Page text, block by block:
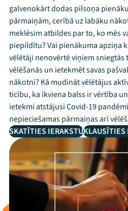
galvenokārt dodas pilsoņa
pārmaiņām, cerībā uz labāku
meklēsim atbildes par to, ko mēs
piepildītu? Vai pienākuma apziņa
vēlētāji nenovērtē viņiem
vēlēšanās un ietekmēt savas
nākotni? Kā mudināt vēlētājus
ticību, ka ikviena balss ir vērtība
ietekmi atstājusi Covid-19
nepieciešamas pārmaiņas arī
SKATĪTIES IERAKSTUKLAUSĪTIES